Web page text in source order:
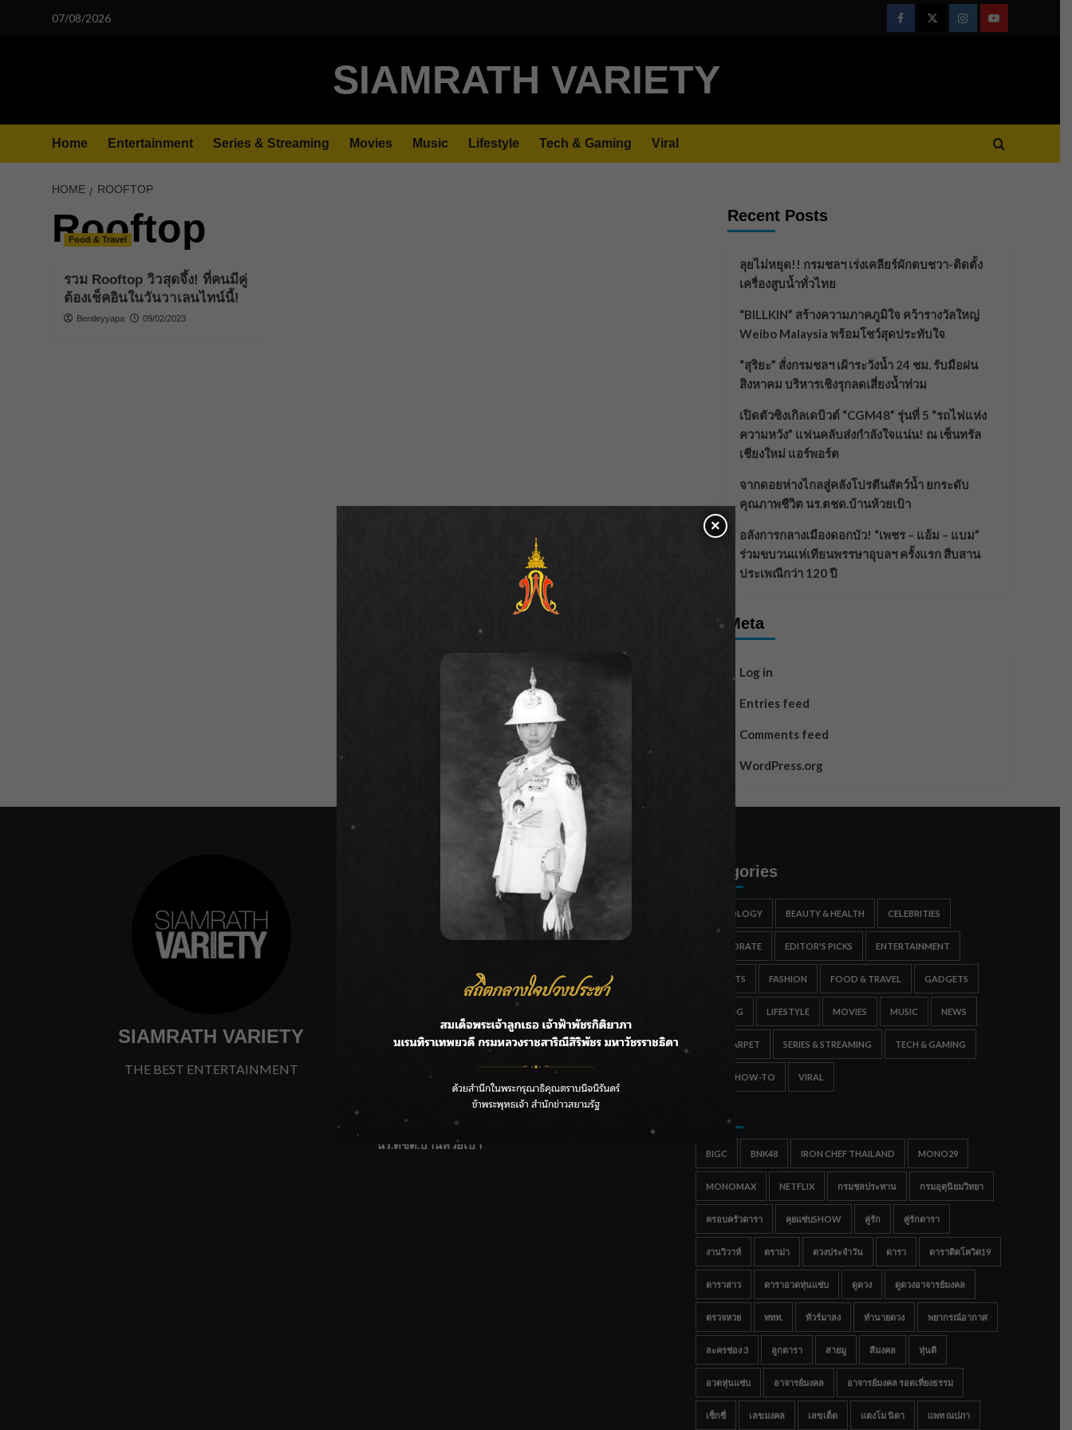
07/08/2026
FacebookTwitterInstagramYoutube
SIAMRATH VARIETY
Home Entertainment Series & Streaming Movies Music Lifestyle Tech & Gaming Viral
HOME ROOFTOP
Rooftop
Food & Travel
รวม Rooftop วิวสุดจึ้ง! ที่คนมีคู่
ต้องเช็คอินในวันวาเลนไทน์นี้!
Bentleyyapa 09/02/2023
Recent Posts
ลุยไม่หยุด!! กรมชลฯ เร่งเคลียร์ผักตบชวา-ติดตั้ง
เครื่องสูบน้ำทั่วไทย
“BILLKIN” สร้างความภาคภูมิใจ คว้ารางวัลใหญ่
Weibo Malaysia พร้อมโชว์สุดประทับใจ
“สุริยะ” สั่งกรมชลฯ เฝ้าระวังน้ำ 24 ชม. รับมือฝน
สิงหาคม บริหารเชิงรุกลดเสี่ยงน้ำท่วม
เปิดตัวซิงเกิลเดบิวต์ “CGM48” รุ่นที่ 5 “รถไฟแห่ง
ความหวัง” แฟนคลับส่งกำลังใจแน่น! ณ เซ็นทรัล
เชียงใหม่ แอร์พอร์ต
จากดอยห่างไกลสู่คลังโปรตีนสัตว์น้ำ ยกระดับ
คุณภาพชีวิต นร.ตชด.บ้านห้วยเป้า
อลังการกลางเมืองดอกบัว! “เพชร – แอ้ม – แบม”
ร่วมขบวนแห่เทียนพรรษาอุบลฯ ครั้งแรก สืบสาน
ประเพณีกว่า 120 ปี
Meta
Log in
Entries feed
Comments feed
WordPress.org
SIAMRATH VARIETY
THE BEST ENTERTAINMENT
ลุยไม่หยุด!! กรมชลฯ เร่งเคลียร์ผักตบชวา-ติดตั้งเครื่องสูบน้ำ
Malaysia พร้อมโชว์สุดประทับใจ
“สุริยะ” สั่งกรมชลฯ เฝ้าระวังน้ำ 24 ชม. รับมือฝนสิงหาคม
บริหารเชิงรุกลดเสี่ยงน้ำท่วม
เปิดตัวซิงเกิลเดบิวต์ “CGM48” รุ่นที่ 5 “รถไฟแห่งความหวัง”
แฟนคลับส่งกำลังใจแน่น! ณ เซ็นทรัลเชียงใหม่ แอร์พอร์ต
จากดอยห่างไกลสู่คลังโปรตีนสัตว์น้ำ ยกระดับคุณภาพชีวิต
นร.ตชด.บ้านห้วยเป้า
Categories
ASTROLOGY BEAUTY & HEALTH CELEBRITIES
CORPORATE EDITOR'S PICKS ENTERTAINMENT
ESPORTS FASHION FOOD & TRAVEL GADGETS
GAMING LIFESTYLE MOVIES MUSIC NEWS
RED CARPET SERIES & STREAMING TECH & GAMING
TIPS & HOW-TO VIRAL
BIGC BNK48 IRON CHEF THAILAND MONO29
MONOMAX NETFLIX กรมชลประทาน กรมอุตุนิยมวิทยา
ครอบครัวดารา คุยแซ่บSHOW คู่รัก คู่รักดารา
งานวิวาห์ ดราม่า ดวงประจำวัน ดารา ดาราติดโควิด19
ดาราสาว ดาราอวดหุ่นแซ่บ ดูดวง ดูดวงอาจารย์มงคล
ตรวจหวย ททท. ทัวร์มาลง ทำนายดวง พยากรณ์อากาศ
ละครช่อง 3 ลูกดารา สายมู สีมงคล หุ่นดี
อวดหุ่นแซ่บ อาจารย์มงคล อาจารย์มงคล รอดเที่ยงธรรม
เซ็กซี่ เลขมงคล เลขเด็ด แตงโม นิดา แพท ณปภา
×